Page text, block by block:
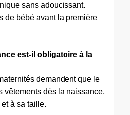
sans adoucissant.
de bébé avant la première
est-il obligatoire à la
demandent que le
vêtements dès la naissance,
à sa taille.